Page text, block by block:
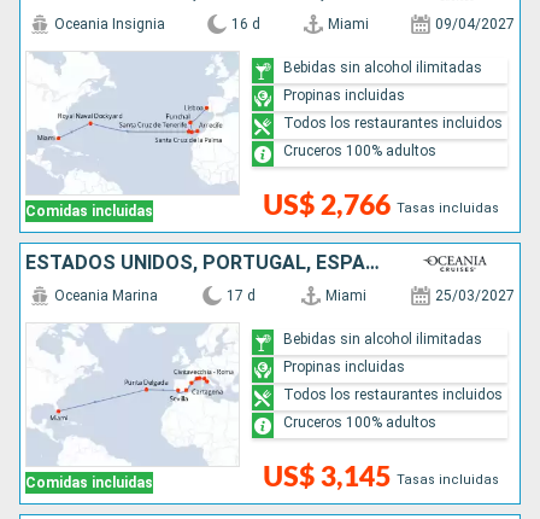
Comidas incluidas
Oceania Insignia 16 d Miami 09/04/2027
US$ 2,766 Tasas incluidas
Bebidas sin alcohol ilimitadas
Propinas incluidas
Todos los restaurantes incluidos
Cruceros 100% adultos
ESTADOS UNIDOS, PORTUGAL, ESPAÑA, FRANCIA, ITALIA
Comidas incluidas
Oceania Marina 17 d Miami 25/03/2027
US$ 3,145 Tasas incluidas
Bebidas sin alcohol ilimitadas
Propinas incluidas
Todos los restaurantes incluidos
Cruceros 100% adultos